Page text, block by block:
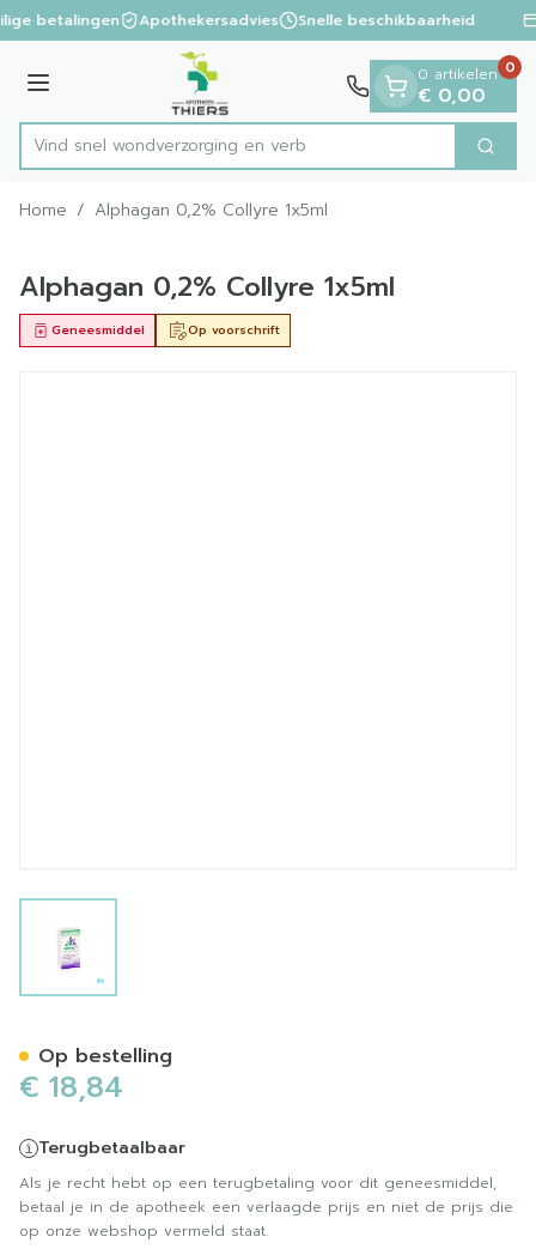
Ga naar de inhoud
1 van 1
betalingen Apothekersadvies Snelle beschikbaarheid
Menu
Product, merk, categorie...
Vind snel wondverzorgin Zoek
0 artikelen
€ 0,00
0
Home / Alphagan 0,2% Collyre 1x5ml
Alphagan 0,2% Collyre 1x5ml
Op voorschrift
Geneesmiddel
€ 18,84
Terugbetaalbaar
Als je recht hebt op een terugbetaling voor dit geneesmiddel,
betaal je in de apotheek een verlaagde prijs en niet de prijs die
op onze webshop vermeld staat.
Op bestelling